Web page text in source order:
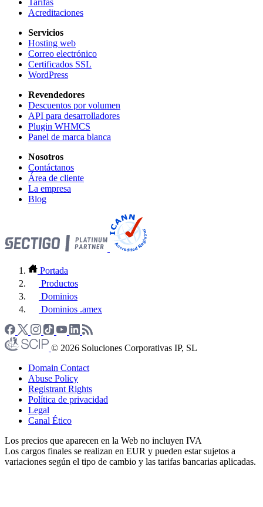
Acreditaciones
Servicios
Hosting web
Correo electrónico
Certificados SSL
WordPress
Revendedores
Descuentos por volumen
API para desarrolladores
Plugin WHMCS
Panel de marca blanca
Nosotros
Contáctanos
Área de cliente
La empresa
Blog
Portada
Productos
Dominios
Dominios .amex
© 2026 Soluciones Corporativas IP, SL
Domain Contact
Abuse Policy
Registrant Rights
Política de privacidad
Legal
Canal Ético
Los precios que aparecen en la Web no incluyen IVA
Los cargos finales se realizan en EUR y pueden estar sujetos a
variaciones según el tipo de cambio y las tarifas bancarias aplicadas.